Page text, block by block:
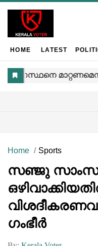
HOME LATEST
Home Sports
സഞ്ജു
ഗംഭീർ